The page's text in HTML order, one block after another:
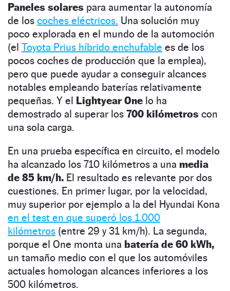
Paneles solares para aumentar la autonomía
de los coches eléctricos. Una solución muy
poco explorada en el mundo de la automoción
(el Toyota Prius híbrido enchufable es de los
pocos coches de producción que la emplea),
pero que puede ayudar a conseguir alcances
notables empleando baterías relativamente
pequeñas. Y el Lightyear One lo ha
demostrado al superar los 700 kilómetros con
una sola carga.
En una prueba específica en circuito, el modelo
ha alcanzado los 710 kilómetros a una media
de 85 km/h. El resultado es relevante por dos
cuestiones. En primer lugar, por la velocidad,
muy superior por ejemplo a la del Hyundai Kona
en el test en que superó los 1.000
kilómetros (entre 29 y 31 km/h). La segunda,
porque el One monta una batería de 60 kWh,
un tamaño medio con el que los automóviles
actuales homologan alcances inferiores a los
500 kilómetros.